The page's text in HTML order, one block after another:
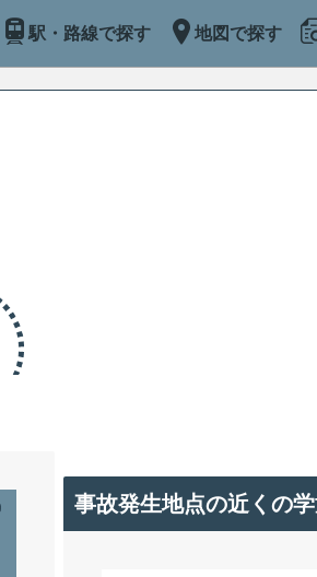
駅・路線で探す 地図で探す
事故発生地点の近くの